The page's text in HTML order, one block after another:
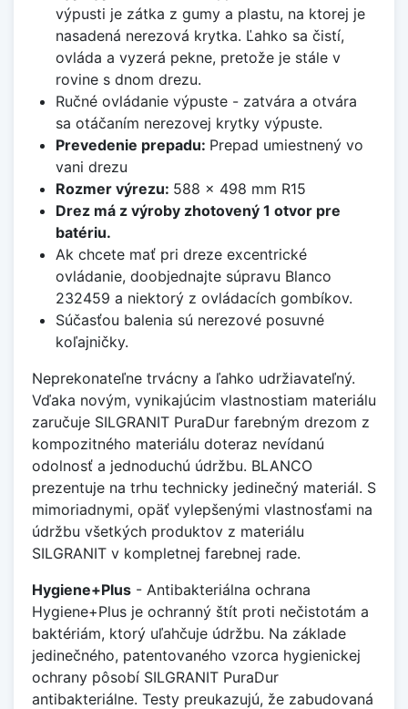
výpusti je zátka z gumy a plastu, na ktorej je
nasadená nerezová krytka. Ľahko sa čistí,
ovláda a vyzerá pekne, pretože je stále v
rovine s dnom drezu.
Ručné ovládanie výpuste - zatvára a otvára
sa otáčaním nerezovej krytky výpuste.
Prevedenie prepadu: Prepad umiestnený vo
vani drezu
Rozmer výrezu: 588 x 498 mm R15
Drez má z výroby zhotovený 1 otvor pre
batériu.
Ak chcete mať pri dreze excentrické
ovládanie, doobjednajte súpravu Blanco
232459 a niektorý z ovládacích gombíkov.
Súčasťou balenia sú nerezové posuvné
koľajničky.
Neprekonateľne trvácny a ľahko udržiavateľný.
Vďaka novým, vynikajúcim vlastnostiam materiálu
zaručuje SILGRANIT PuraDur farebným drezom z
kompozitného materiálu doteraz nevídanú
odolnosť a jednoduchú údržbu. BLANCO
prezentuje na trhu technicky jedinečný materiál. S
mimoriadnymi, opäť vylepšenými vlastnosťami na
údržbu všetkých produktov z materiálu
SILGRANIT v kompletnej farebnej rade.
Hygiene+Plus - Antibakteriálna ochrana
Hygiene+Plus je ochranný štít proti nečistotám a
baktériám, ktorý uľahčuje údržbu. Na základe
jedinečného, patentovaného vzorca hygienickej
ochrany pôsobí SILGRANIT PuraDur
antibakteriálne. Testy preukazujú, že zabudovaná